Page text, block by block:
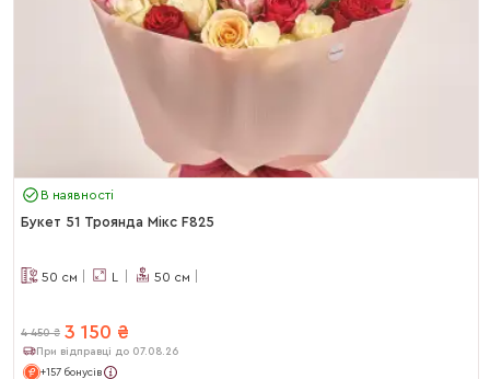
В наявності
Букет 51 Троянда Мікс F825
50 см L 50 см
4 450 ₴ 3 150 ₴
При відправці до 07.08.26
+157 бонусів